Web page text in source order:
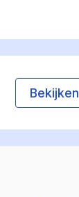
Bekijken